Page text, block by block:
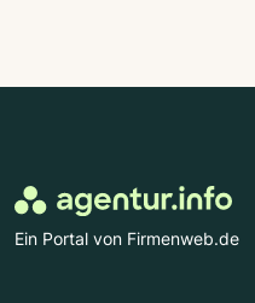
Ein Portal von Firmenweb.de